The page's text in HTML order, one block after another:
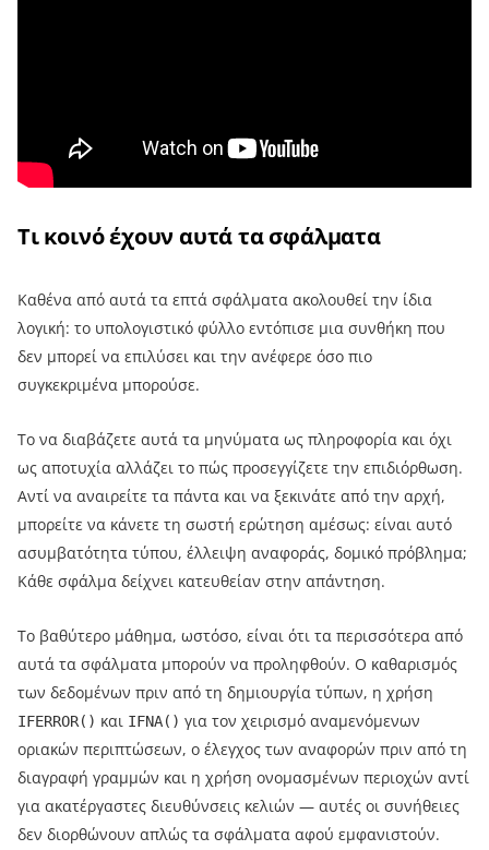
Τι κοινό έχουν αυτά τα σφάλματα
Καθένα από αυτά τα επτά σφάλματα ακολουθεί την ίδια
λογική: το υπολογιστικό φύλλο εντόπισε μια συνθήκη που
δεν μπορεί να επιλύσει και την ανέφερε όσο πιο
συγκεκριμένα μπορούσε.
Το να διαβάζετε αυτά τα μηνύματα ως πληροφορία και όχι
ως αποτυχία αλλάζει το πώς προσεγγίζετε την επιδιόρθωση.
Αντί να αναιρείτε τα πάντα και να ξεκινάτε από την αρχή,
μπορείτε να κάνετε τη σωστή ερώτηση αμέσως: είναι αυτό
ασυμβατότητα τύπου, έλλειψη αναφοράς, δομικό πρόβλημα;
Κάθε σφάλμα δείχνει κατευθείαν στην απάντηση.
Το βαθύτερο μάθημα, ωστόσο, είναι ότι τα περισσότερα από
αυτά τα σφάλματα μπορούν να προληφθούν. Ο καθαρισμός
των δεδομένων πριν από τη δημιουργία τύπων, η χρήση
IFERROR() και IFNA() για τον χειρισμό αναμενόμενων
οριακών περιπτώσεων, ο έλεγχος των αναφορών πριν από τη
διαγραφή γραμμών και η χρήση ονομασμένων περιοχών αντί
για ακατέργαστες διευθύνσεις κελιών — αυτές οι συνήθειες
δεν διορθώνουν απλώς τα σφάλματα αφού εμφανιστούν.